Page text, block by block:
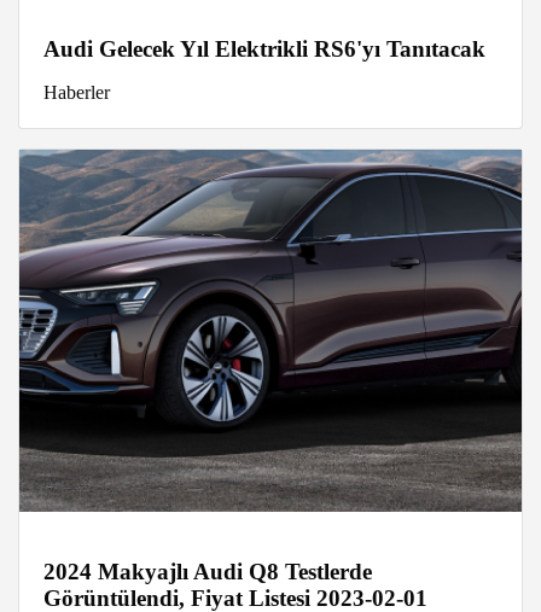
Audi Gelecek Yıl Elektrikli RS6'yı Tanıtacak
Haberler
2024 Makyajlı Audi Q8 Testlerde
Görüntülendi, Fiyat Listesi 2023-02-01